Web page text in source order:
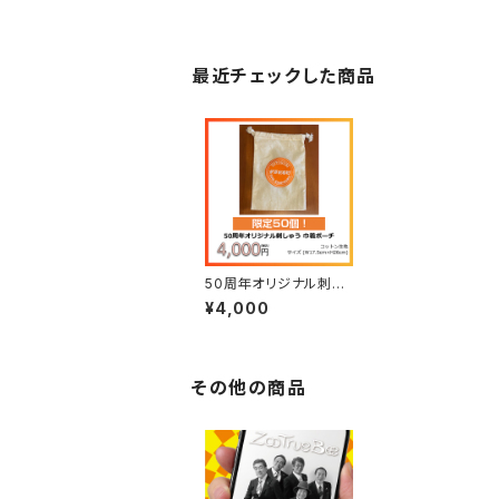
最近チェックした商品
50周年オリジナル刺し
ゅう 巾着ポーチ
¥4,000
その他の商品